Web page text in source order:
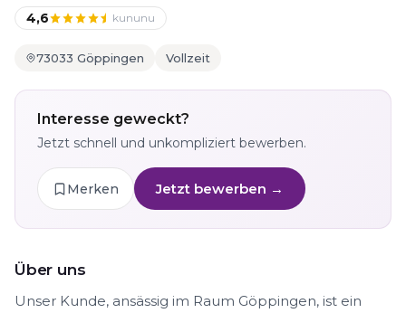
4,6 kununu
73033 Göppingen Vollzeit
Interesse geweckt?
Jetzt schnell und unkompliziert bewerben.
Merken Jetzt bewerben →
Über uns
Unser Kunde, ansässig im Raum Göppingen, ist ein